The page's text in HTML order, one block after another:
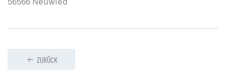
ZURÜCK